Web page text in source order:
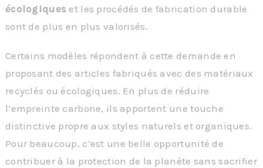
écologiques et les procédés de fabrication durable
sont de plus en plus valorisés.
Certains modèles répondent à cette demande en
proposant des articles fabriqués avec des matériaux
recyclés ou écologiques. En plus de réduire
l’empreinte carbone, ils apportent une touche
distinctive propre aux styles naturels et organiques.
Pour beaucoup, c’est une belle opportunité de
contribuer à la protection de la planète sans sacrifier